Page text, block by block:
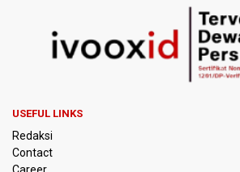
SEA V Cup 2026: Timnas Voli Putri
Lawan Vietnam 3-2
Kebakaran Landa Gedung Bapenda
PSSI Evaluasi TImnas Indonesia
USEFUL LINKS
Redaksi
Contact
Career